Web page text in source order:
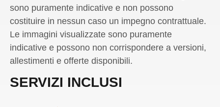
sono puramente indicative e non possono
costituire in nessun caso un impegno contrattuale.
Le immagini visualizzate sono puramente
indicative e possono non corrispondere a versioni,
allestimenti e offerte disponibili.
SERVIZI INCLUSI